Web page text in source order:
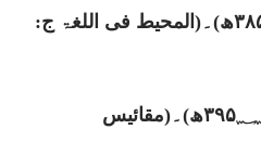
ھ)۔(المحیط فی اللغۃ ج:
ھ)۔(مقائیس